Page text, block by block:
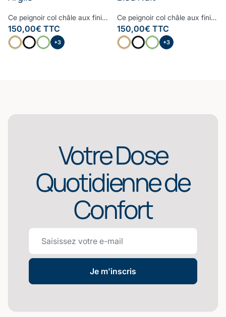
Ce peignoir col châle aux finitions raffinées et haut de gamme est le peignoir à avoir dans sa salle de bain. Moelleux, doux et très confortable, le bourdon embelli ce peignoir pour lui donner un style contemporain et cosy. Confectionné à partir d’une des fibres les plus nobles, la Fibre B., ce peignoir est ultra-doux, absorbant et sèche rapidement. Notre linge de bain participe avec style à votre bien-être et à la protection de la planète. Nos Collections de linge de bain sont fabriquées dans les meilleurs ateliers d’Europe.
150,00€ TTC
+3
Ce peignoir col châle aux finitions raffinées et haut de gamme est le peignoir à avoir dans sa salle de bain. Moelleux, doux et très confortable, le bourdon embelli ce peignoir pour lui donner un style contemporain et cosy. Confectionné à partir d’une des fibres les plus nobles, la Fibre B., ce peignoir est ultra-doux, absorbant et sèche rapidement. Notre linge de bain participe avec style à votre bien-être et à la protection de la planète. Nos Collections de linge de bain sont fabriquées dans les meilleurs ateliers d’Europe.
150,00€ TTC
+3
Votre Dose
Quotidienne de
Confort
Je m'inscris